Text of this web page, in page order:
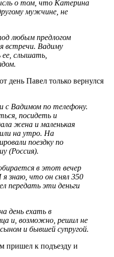
о том, что Катерина
мужчине, не
любым предлогом
встречи. Вадиму
ее, слышать,
день Павел только вернулся
с Вадимом по телефону.
посидеть и
жена и маленькая
на утро. На
поездку по
(Россия).
в этот вечер
знаю, что он снял 350
передать эти деньги
день ехать в
и, возможно, решил не
и бывшей супругой.
пришел к подъезду и